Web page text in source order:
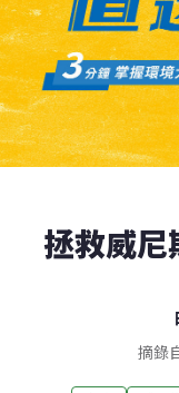
拯救威尼
摘錄